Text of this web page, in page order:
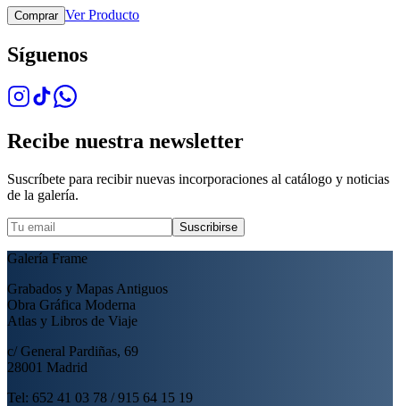
Comprar Ver Producto
Síguenos
Recibe nuestra newsletter
Suscríbete para recibir nuevas incorporaciones al catálogo y noticias
de la galería.
Suscribirse
Galería Frame
Grabados y Mapas Antiguos
Obra Gráfica Moderna
Atlas y Libros de Viaje
c/ General Pardiñas, 69
28001 Madrid
Tel: 652 41 03 78 / 915 64 15 19